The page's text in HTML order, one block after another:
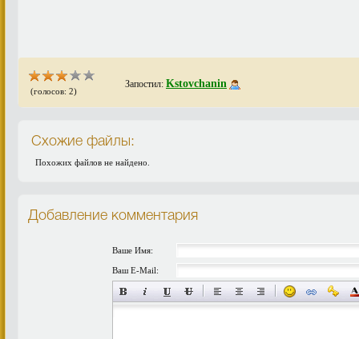
(голосов: 2)
Запостил: Kstovchanin
Схожие файлы:
Похожих файлов не найдено.
Добавление комментария
Ваше Имя:
Ваш E-Mail: